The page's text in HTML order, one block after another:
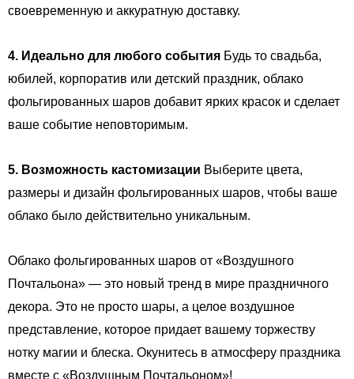
своевременную и аккуратную доставку.
4. Идеально для любого события Будь то свадьба,
юбилей, корпоратив или детский праздник, облако
фольгированных шаров добавит ярких красок и сделает
ваше событие неповторимым.
5. Возможность кастомизации Выберите цвета,
размеры и дизайн фольгированных шаров, чтобы ваше
облако было действительно уникальным.
Облако фольгированных шаров от «Воздушного
Почтальона» — это новый тренд в мире праздничного
декора. Это не просто шары, а целое воздушное
представление, которое придает вашему торжеству
нотку магии и блеска. Окунитесь в атмосферу праздника
вместе с «Воздушным Почтальоном»!